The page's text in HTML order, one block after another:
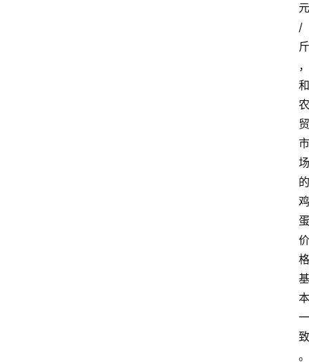
元
/
斤
，
和
农
贸
市
场
的
鸡
蛋
价
格
基
本
一
致
。